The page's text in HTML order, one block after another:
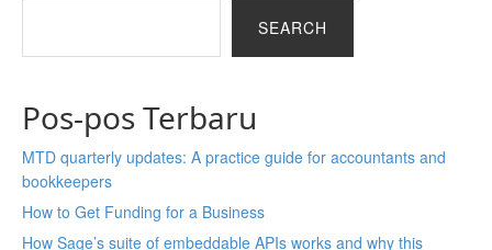
SEARCH
Pos-pos Terbaru
MTD quarterly updates: A practice guide for accountants and
bookkeepers
How to Get Funding for a Business
How Sage’s suite of embeddable APIs works and why this